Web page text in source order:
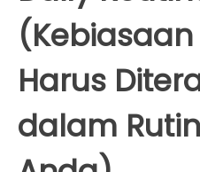
Harus
dalam